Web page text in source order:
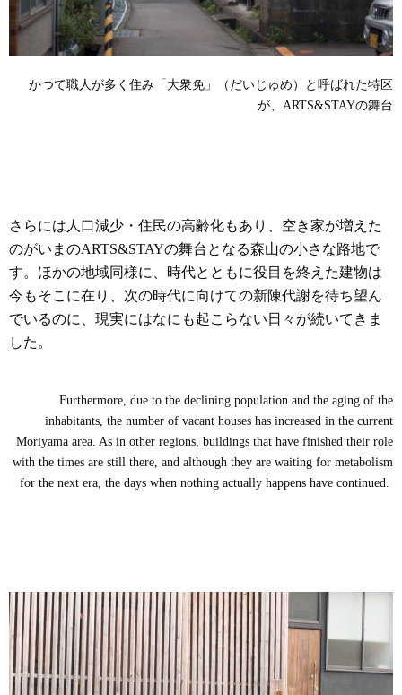
かつて職人が多く住み「大衆免」（だいじゅめ）と呼ばれた特区
が、ARTS&STAYの舞台
さらには人口減少・住民の高齢化もあり、空き家が増えた
のがいまのARTS&STAYの舞台となる森山の小さな路地で
す。ほかの地域同様に、時代とともに役目を終えた建物は
今もそこに在り、次の時代に向けての新陳代謝を待ち望ん
でいるのに、現実にはなにも起こらない日々が続いてきま
した。
Furthermore, due to the declining population and the aging of the
inhabitants, the number of vacant houses has increased in the current
Moriyama area. As in other regions, buildings that have finished their role
with the times are still there, and although they are waiting for metabolism
for the next era, the days when nothing actually happens have continued.